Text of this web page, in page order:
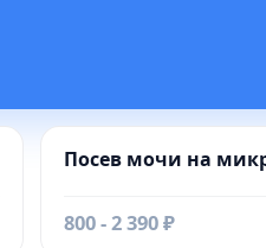
Посев мочи на
800 - 2 390 ₽